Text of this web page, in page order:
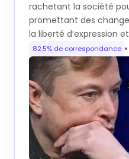
rachetant la société
promettant des
la liberté d’expression
82.5% de correspondance